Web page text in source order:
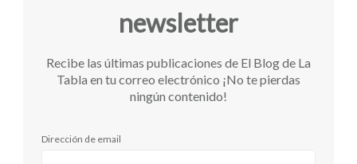
newsletter
Recibe las últimas publicaciones de El Blog de La
Tabla en tu correo electrónico ¡No te pierdas
ningún contenido!
Dirección de email